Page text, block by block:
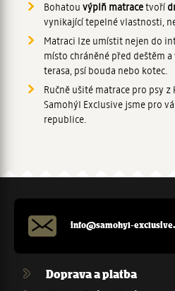
Bohatou výplň matracetvoří
vynikající tepelné vlastnosti,
Matraci lze umístit nejen do
místo chráněné před deštěm
terasa, psí bouda nebo kotec.
Ručně ušité matrace pro psy
Samohýl Exclusive jsme pro
republice.
info@samohyl-
Doprava a platba